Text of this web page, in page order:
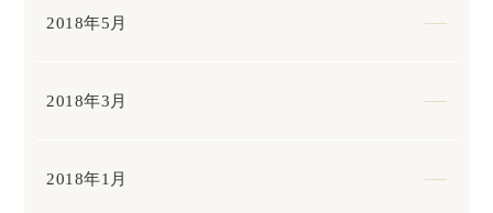
2018年5月
2018年3月
2018年1月